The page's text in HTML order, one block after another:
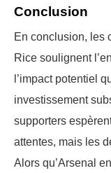
Conclusion
En conclusion, les
Rice soulignent
l’impact potentiel
investissement
supporters
attentes, mais les
Alors qu’Arsenal